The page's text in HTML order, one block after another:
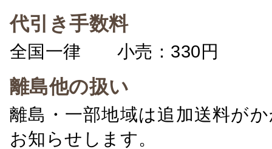
代引き手数料
全国一律 小売：330円 卸
離島他の扱い
離島・一部地域は追加送料が
お知らせします。